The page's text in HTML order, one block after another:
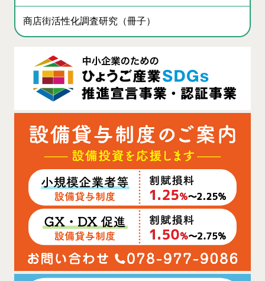
商店街活性化調査研究（冊子）